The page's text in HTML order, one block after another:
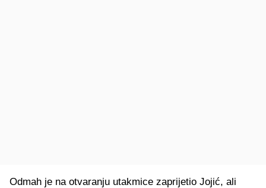
Odmah je na otvaranju utakmice zaprijetio Jojić, ali